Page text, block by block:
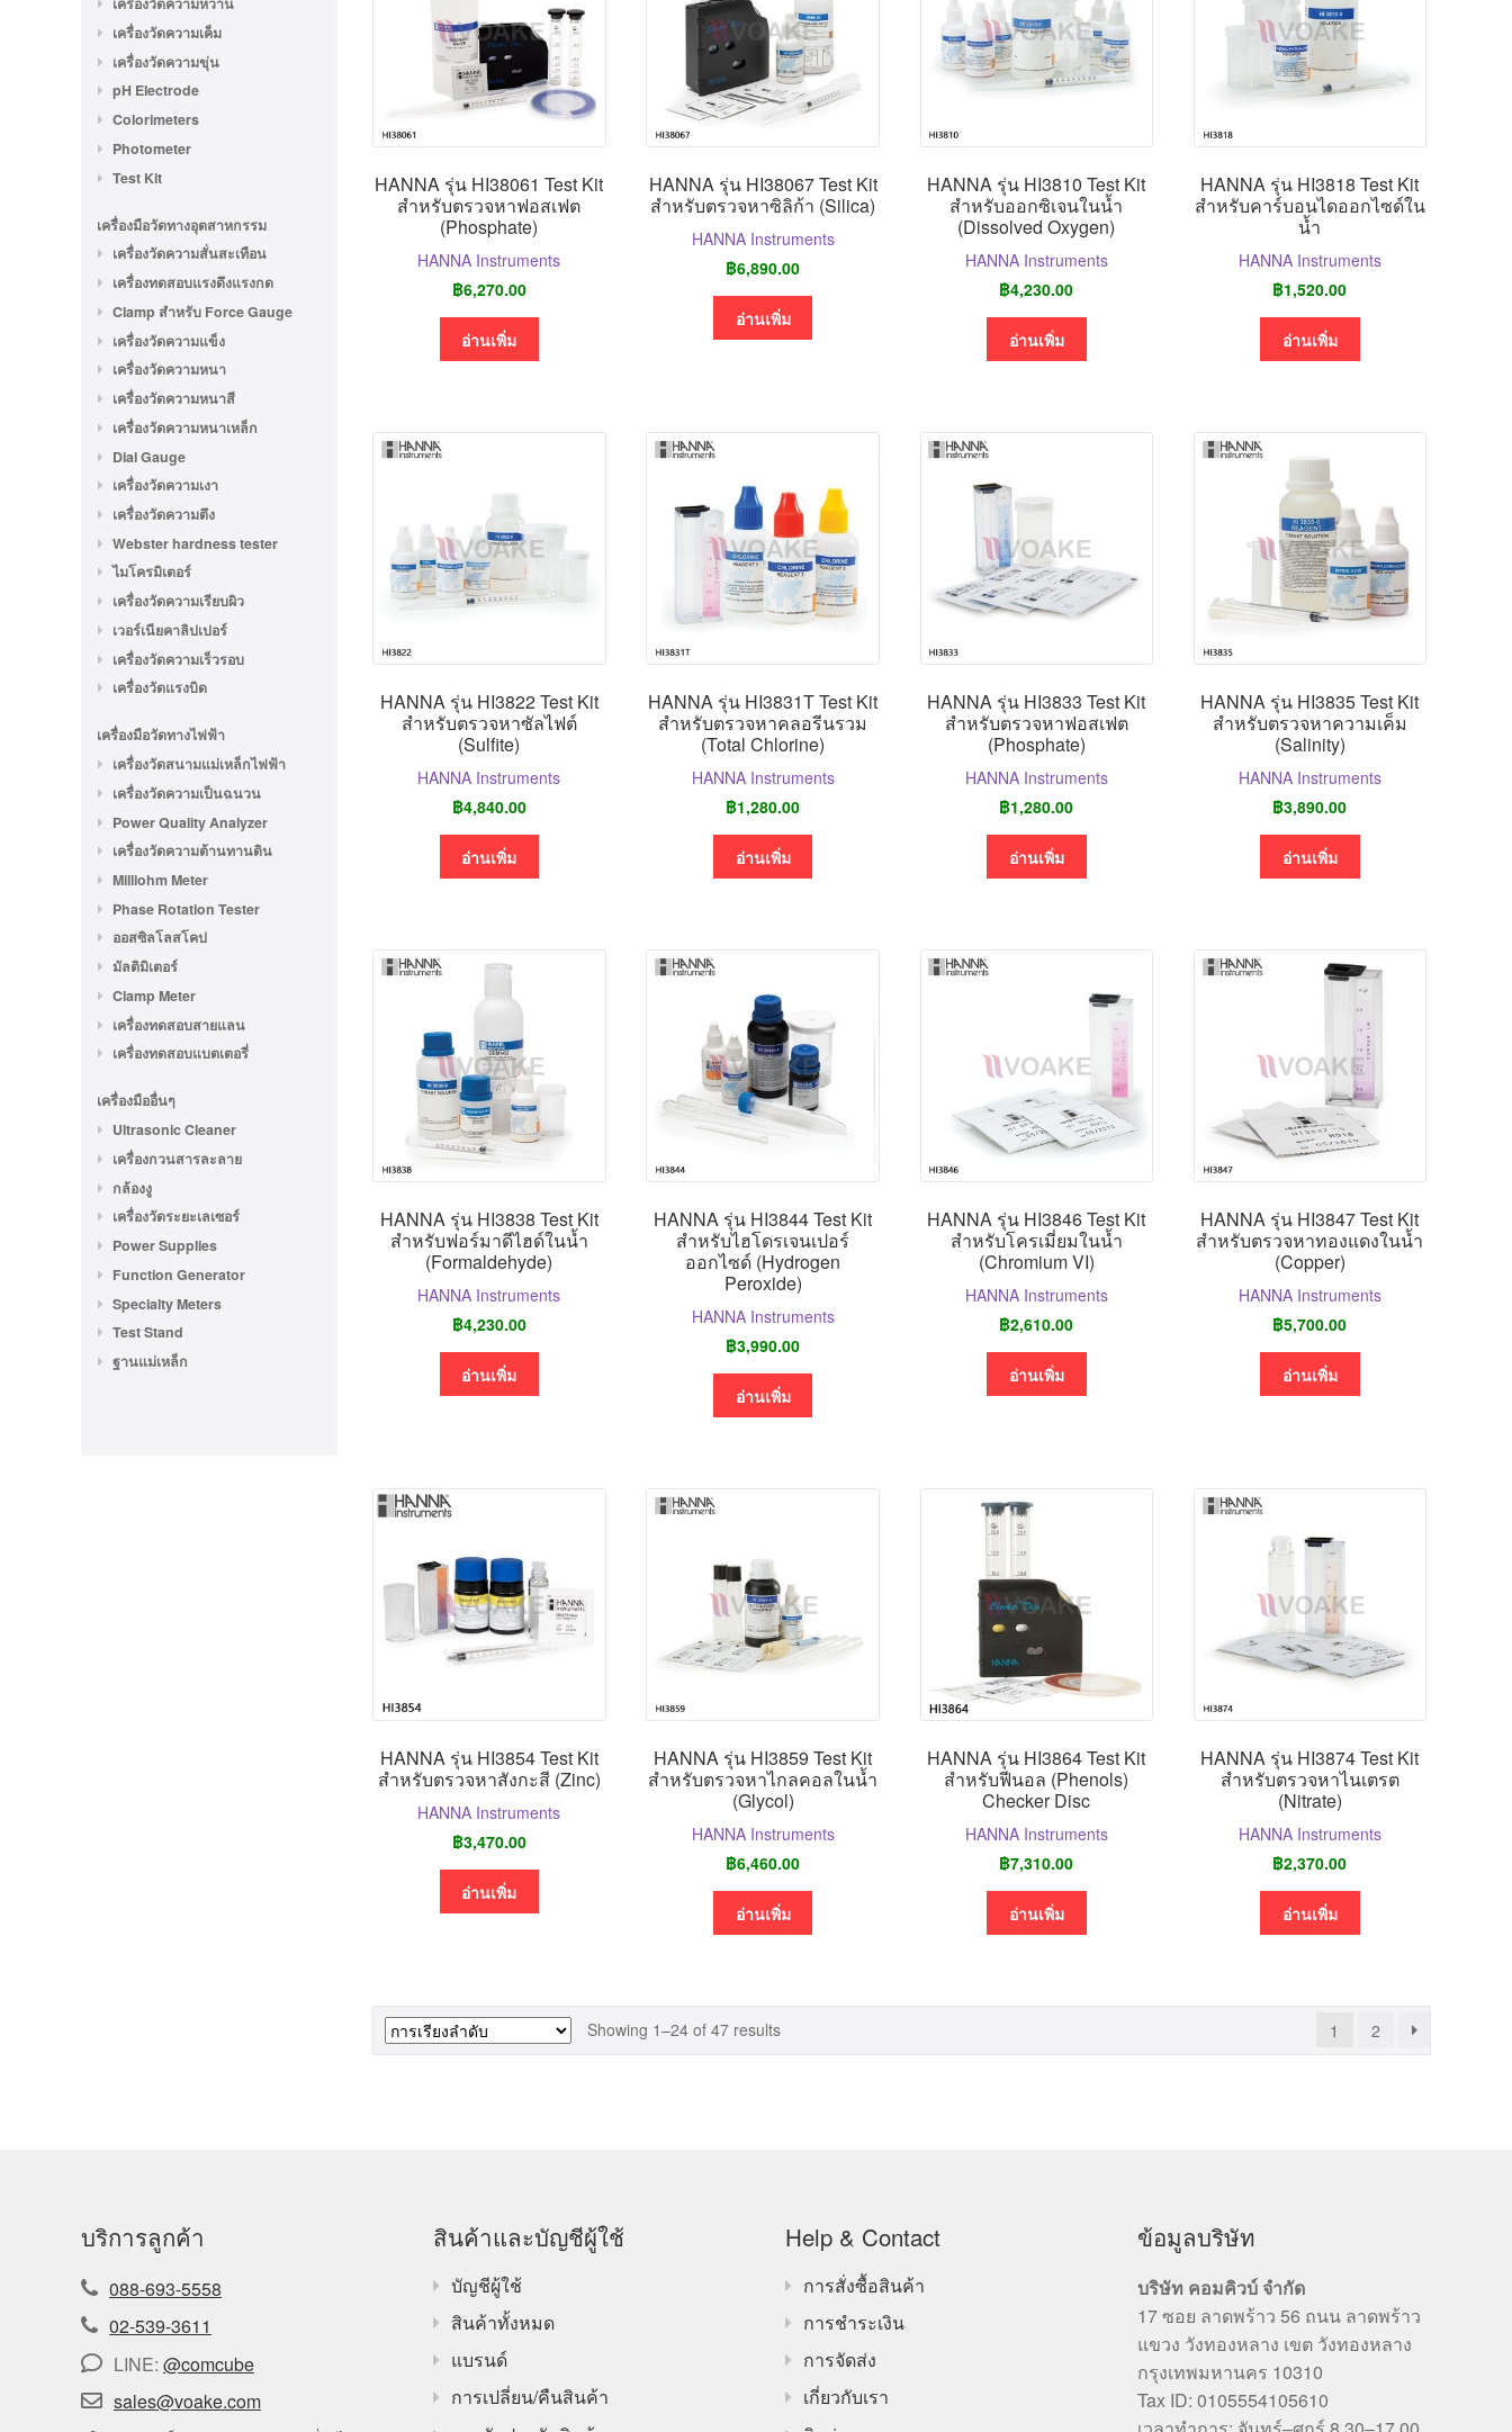
HANNA รุ่น HI38061 Test Kit
สำหรับตรวจหาฟอสเฟต
(Phosphate)
HANNA Instruments
฿6,270.00
อ่านเพิ่ม
HANNA รุ่น HI38067 Test Kit
สำหรับตรวจหาซิลิก้า (Silica)
HANNA Instruments
฿6,890.00
อ่านเพิ่ม
HANNA รุ่น HI3810 Test Kit
สำหรับออกซิเจนในน้ำ
(Dissolved Oxygen)
HANNA Instruments
฿4,230.00
อ่านเพิ่ม
HANNA รุ่น HI3818 Test Kit
สำหรับคาร์บอนไดออกไซด์ใน
น้ำ
HANNA Instruments
฿1,520.00
อ่านเพิ่ม
HANNA รุ่น HI3822 Test Kit
สำหรับตรวจหาซัลไฟต์
(Sulfite)
HANNA Instruments
฿4,840.00
อ่านเพิ่ม
HANNA รุ่น HI3831T Test Kit
สำหรับตรวจหาคลอรีนรวม
(Total Chlorine)
HANNA Instruments
฿1,280.00
อ่านเพิ่ม
HANNA รุ่น HI3833 Test Kit
สำหรับตรวจหาฟอสเฟต
(Phosphate)
HANNA Instruments
฿1,280.00
อ่านเพิ่ม
HANNA รุ่น HI3835 Test Kit
สำหรับตรวจหาความเค็ม
(Salinity)
HANNA Instruments
฿3,890.00
อ่านเพิ่ม
HANNA รุ่น HI3838 Test Kit
สำหรับฟอร์มาดีไฮด์ในน้ำ
(Formaldehyde)
HANNA Instruments
฿4,230.00
อ่านเพิ่ม
HANNA รุ่น HI3844 Test Kit
สำหรับไฮโดรเจนเปอร์
ออกไซด์ (Hydrogen
Peroxide)
HANNA Instruments
฿3,990.00
อ่านเพิ่ม
HANNA รุ่น HI3846 Test Kit
สำหรับโครเมี่ยมในน้ำ
(Chromium VI)
HANNA Instruments
฿2,610.00
อ่านเพิ่ม
HANNA รุ่น HI3847 Test Kit
สำหรับตรวจหาทองแดงในน้ำ
(Copper)
HANNA Instruments
฿5,700.00
อ่านเพิ่ม
HANNA รุ่น HI3854 Test Kit
สำหรับตรวจหาสังกะสี (Zinc)
HANNA Instruments
฿3,470.00
อ่านเพิ่ม
HANNA รุ่น HI3859 Test Kit
สำหรับตรวจหาไกลคอลในน้ำ
(Glycol)
HANNA Instruments
฿6,460.00
อ่านเพิ่ม
HANNA รุ่น HI3864 Test Kit
สำหรับฟีนอล (Phenols)
Checker Disc
HANNA Instruments
฿7,310.00
อ่านเพิ่ม
HANNA รุ่น HI3874 Test Kit
สำหรับตรวจหาไนเตรต
(Nitrate)
HANNA Instruments
฿2,370.00
อ่านเพิ่ม
Showing 1–24 of 47 results 1 2
เครื่องวัดความเค็ม
เครื่องวัดความขุ่น
pH Electrode
Colorimeters
Photometer
Test Kit
เครื่องมือวัดทางอุตสาหกรรม
เครื่องวัดความสั่นสะเทือน
เครื่องทดสอบแรงดึงแรงกด
Clamp สำหรับ Force Gauge
เครื่องวัดความแข็ง
เครื่องวัดความหนา
เครื่องวัดความหนาสี
เครื่องวัดความหนาเหล็ก
Dial Gauge
เครื่องวัดความเงา
เครื่องวัดความตึง
Webster hardness tester
ไมโครมิเตอร์
เครื่องวัดความเรียบผิว
เวอร์เนียคาลิปเปอร์
เครื่องวัดความเร็วรอบ
เครื่องวัดแรงบิด
เครื่องมือวัดทางไฟฟ้า
เครื่องวัดสนามแม่เหล็กไฟฟ้า
เครื่องวัดความเป็นฉนวน
Power Quality Analyzer
เครื่องวัดความต้านทานดิน
Milliohm Meter
Phase Rotation Tester
ออสซิลโลสโคป
มัลติมิเตอร์
Clamp Meter
เครื่องทดสอบสายแลน
เครื่องทดสอบแบตเตอรี่
เครื่องมืออื่นๆ
Ultrasonic Cleaner
เครื่องกวนสารละลาย
กล้องงู
เครื่องวัดระยะเลเซอร์
Power Supplies
Function Generator
Specialty Meters
Test Stand
ฐานแม่เหล็ก
บริการลูกค้า
088-693-5558
02-539-3611
LINE: @comcube
sales@voake.com
สินค้าและบัญชีผู้ใช้
บัญชีผู้ใช้
สินค้าทั้งหมด
แบรนด์
การเปลี่ยน/คืนสินค้า
Help & Contact
การสั่งซื้อสินค้า
การชำระเงิน
การจัดส่ง
เกี่ยวกับเรา
ข้อมูลบริษัท
บริษัท คอมคิวบ์ จำกัด
17 ซอย ลาดพร้าว 56 ถนน ลาดพร้าว
แขวง วังทองหลาง เขต วังทองหลาง
กรุงเทพมหานคร 10310
Tax ID: 0105554105610